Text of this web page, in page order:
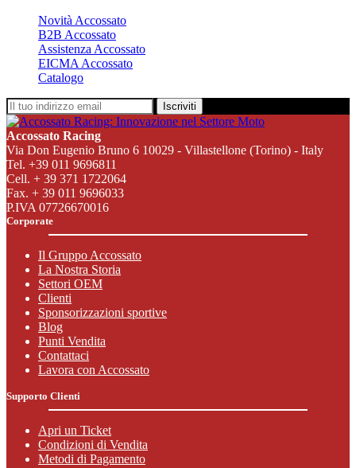
Novità Accossato
B2B Accossato
Assistenza Accossato
EICMA Accossato
Catalogo
Iscriviti
Accossato Racing
Via Don Eugenio Bruno 6 10029 - Villastellone (Torino) - Italy
Tel. +39 011 9696811
Cell. + 39 371 1722064
Fax. + 39 011 9696033
P.IVA 07726670016
Corporate
Il Gruppo Accossato
La Nostra Storia
Settori OEM
Clienti
Sponsorizzazioni sportive
Blog
Punti Vendita
Contattaci
Lavora con Accossato
Supporto Clienti
Apri un Ticket
Condizioni di Vendita
Metodi di Pagamento